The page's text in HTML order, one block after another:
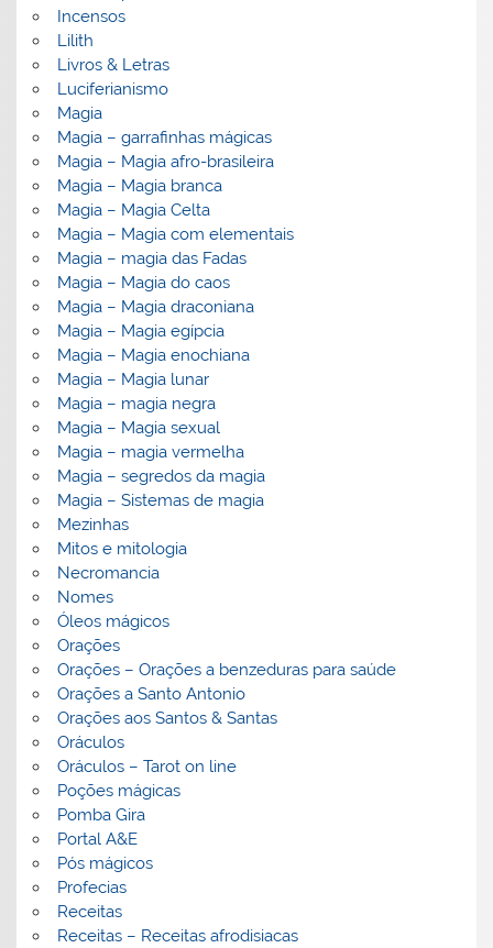
Incensos
Lilith
Livros & Letras
Luciferianismo
Magia
Magia – garrafinhas mágicas
Magia – Magia afro-brasileira
Magia – Magia branca
Magia – Magia Celta
Magia – Magia com elementais
Magia – magia das Fadas
Magia – Magia do caos
Magia – Magia draconiana
Magia – Magia egípcia
Magia – Magia enochiana
Magia – Magia lunar
Magia – magia negra
Magia – Magia sexual
Magia – magia vermelha
Magia – segredos da magia
Magia – Sistemas de magia
Mezinhas
Mitos e mitologia
Necromancia
Nomes
Óleos mágicos
Orações
Orações – Orações a benzeduras para saúde
Orações a Santo Antonio
Orações aos Santos & Santas
Oráculos
Oráculos – Tarot on line
Poções mágicas
Pomba Gira
Portal A&E
Pós mágicos
Profecias
Receitas
Receitas – Receitas afrodisiacas